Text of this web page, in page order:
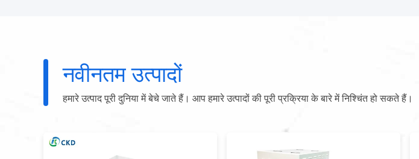
नवीनतम उत्पादों
हमारे उत्पाद पूरी दुनिया में बेचे जाते हैं। आप हमारे उत्पादों की पूरी प्रक्रिया के बारे में निश्चिंत हो सकते हैं।